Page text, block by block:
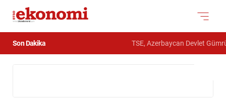
Son Dakika TSE, Azerbaycan Devlet Gümrük